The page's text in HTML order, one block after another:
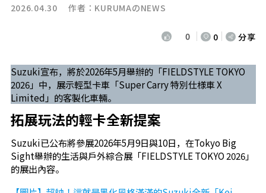
2026.04.30 作者： KURUMAのNEWS
0 0 分享
Suzuki宣布，將於2026年5月舉辦的「FIELDSTYLE TOKYO
2026」中，展示輕型卡車「Super Carry 特別仕様車 X
Limited」的客製化車輛。
拓展玩法的輕卡全新提案
Suzuki已公布將參展2026年5月9日與10日，在Tokyo Big
Sight舉辦的生活與戶外綜合展「FIELDSTYLE TOKYO 2026」
的展出內容。